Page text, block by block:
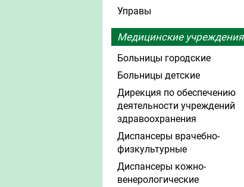
Управы
Медицинские учреждения
Больницы городские
Больницы детские
Дирекция по обеспечению
деятельности учреждений
здравоохранения
Диспансеры врачебно-
физкультурные
Диспансеры кожно-
венерологические